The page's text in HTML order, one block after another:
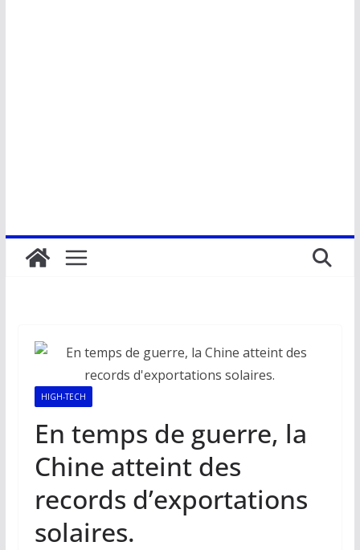
HIGH-TECH
En temps de guerre, la
Chine atteint des
records d’exportations
solaires.